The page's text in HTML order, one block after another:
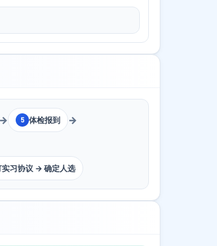
→ 5 体检报到 →
习协议 → 确定人选